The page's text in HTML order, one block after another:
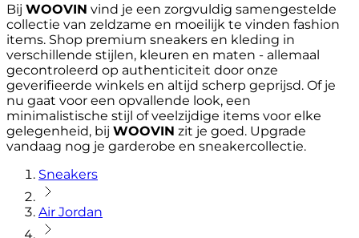
Bij WOOVIN vind je een zorgvuldig samengestelde
collectie van zeldzame en moeilijk te vinden fashion
items. Shop premium sneakers en kleding in
verschillende stijlen, kleuren en maten - allemaal
gecontroleerd op authenticiteit door onze
geverifieerde winkels en altijd scherp geprijsd. Of je
nu gaat voor een opvallende look, een
minimalistische stijl of veelzijdige items voor elke
gelegenheid, bij WOOVIN zit je goed. Upgrade
vandaag nog je garderobe en sneakercollectie.
Sneakers
Air Jordan